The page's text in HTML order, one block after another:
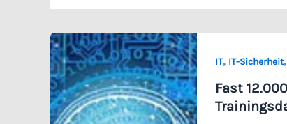
IT, IT-Sicherheit,
Fast